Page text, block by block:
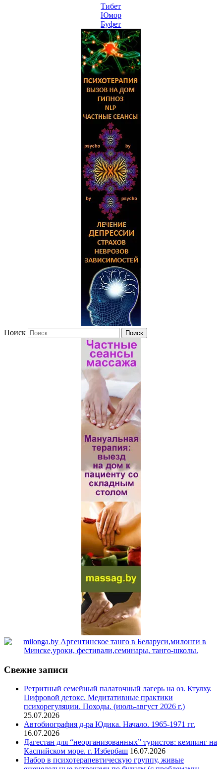
Тибет
Юмор
Буфет
Поиск
Свежие записи
Ретритный семейный палаточный лагерь на оз. Ктулху.
Цифровой детокс. Медитативные практики
психорегуляции. Походы. (июль-август 2026 г.)
25.07.2026
Автобиография д-ра Юдика. Начало. 1965-1971 гг.
16.07.2026
Дагестан для “неорганизованных” туристов: кемпинг на
Каспийском море. г. Избербаш 16.07.2026
Набор в психотерапевтическую группу, живые